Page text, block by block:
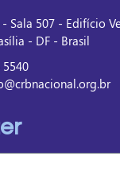
Sala 507 - Edifício
- DF - Brasil
5540